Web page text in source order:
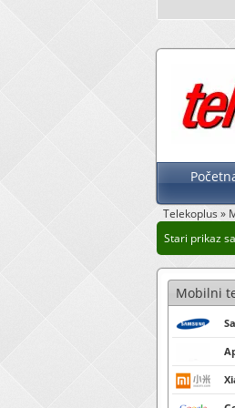
Telekoplus»
Stari prikaz
Mobilni